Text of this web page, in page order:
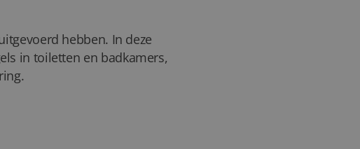
hebben. In deze
in toiletten en badkamers,